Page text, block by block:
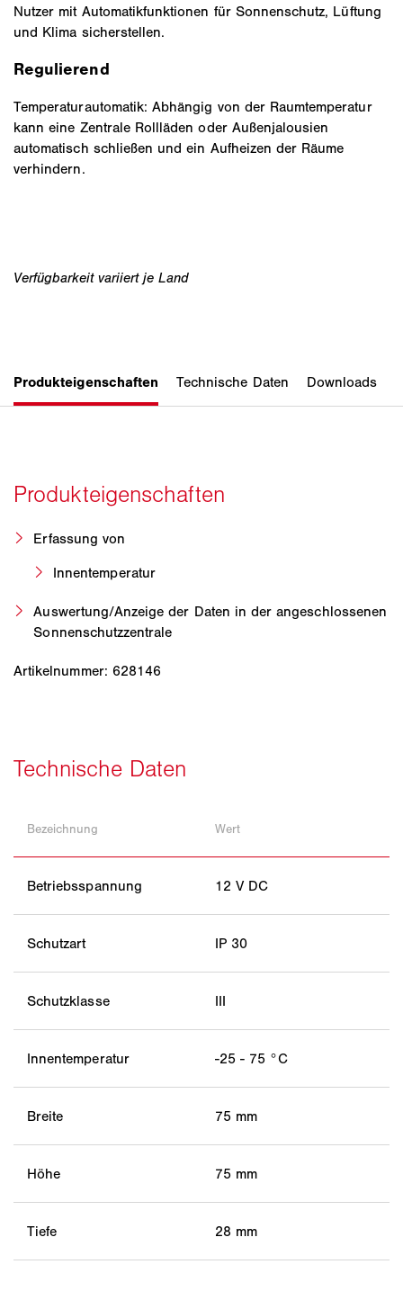
Nutzer mit Automatikfunktionen für Sonnenschutz, Lüftung
und Klima sicherstellen.
Regulierend
Temperaturautomatik: Abhängig von der Raumtemperatur
kann eine Zentrale Rollläden oder Außenjalousien
automatisch schließen und ein Aufheizen der Räume
verhindern.
Erfassung von
Innentemperatur
Auswertung/Anzeige der Daten in der angeschlossenen
Sonnenschutzzentrale
Artikelnummer: 628146
Bezeichnung Wert
Betriebsspannung 12 V DC
Schutzart IP 30
Schutzklasse III
Innentemperatur -25 - 75 °C
Breite 75 mm
Höhe 75 mm
Tiefe 28 mm